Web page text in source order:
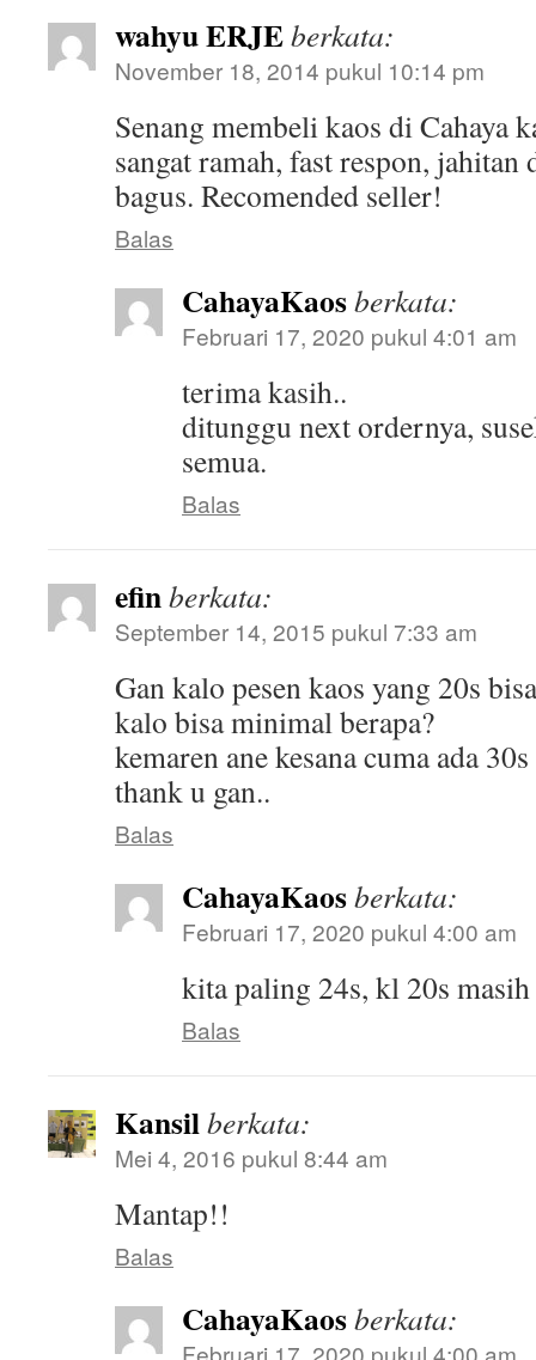
wahyu ERJEberkata:
November 18, 2014 pukul 10:14 pm
Senang membeli kaos di Cahaya
sangat ramah, fast respon, jahitan
bagus. Recomended seller!
Balas
CahayaKaosberkata:
Februari 17, 2020 pukul 4:01 am
terima kasih..
ditunggu next ordernya,
semua.
Balas
efinberkata:
September 14, 2015 pukul 7:33 am
Gan kalo pesen kaos yang 20s
kalo bisa minimal berapa?
kemaren ane kesana cuma ada 30s
thank u gan..
Balas
CahayaKaosberkata:
Februari 17, 2020 pukul 4:00 am
kita paling 24s, kl 20s
Balas
Kansilberkata:
Mei 4, 2016 pukul 8:44 am
Mantap!!
Balas
CahayaKaosberkata:
Februari 17, 2020 pukul 4:00 am